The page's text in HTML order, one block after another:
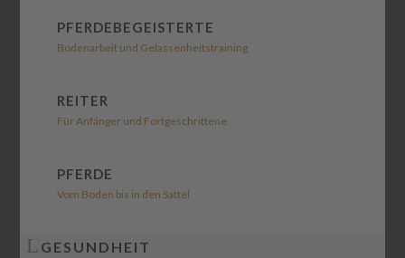
PFERDEBEGEISTERTE
Bodenarbeit und Gelassenheitstraining
REITER
Für Anfänger und Fortgeschrittene
PFERDE
Vom Boden bis in den Sattel
L GESUNDHEIT